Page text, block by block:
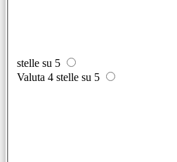
stelle su 5
Valuta 4 stelle su 5